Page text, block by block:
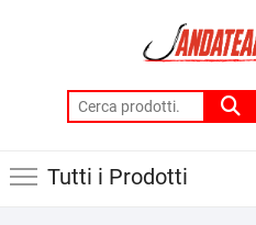
Tutti i Prodotti